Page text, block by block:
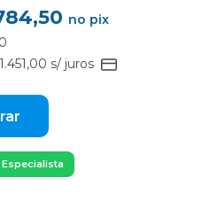
no pix
s/ juros